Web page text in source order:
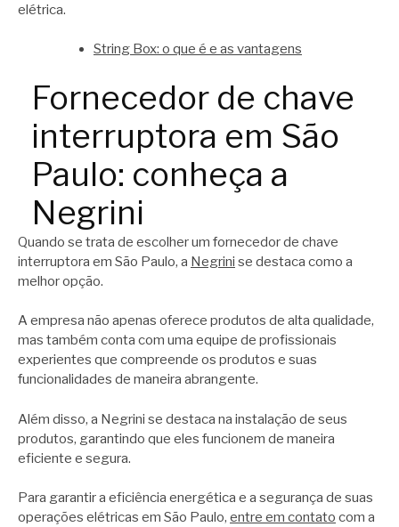
elétrica.
String Box: o que é e as vantagens
Fornecedor de chave
interruptora em São
Paulo: conheça a
Negrini
Quando se trata de escolher um fornecedor de chave
interruptora em São Paulo, a Negrini se destaca como a
melhor opção.
A empresa não apenas oferece produtos de alta qualidade,
mas também conta com uma equipe de profissionais
experientes que compreende os produtos e suas
funcionalidades de maneira abrangente.
Além disso, a Negrini se destaca na instalação de seus
produtos, garantindo que eles funcionem de maneira
eficiente e segura.
Para garantir a eficiência energética e a segurança de suas
operações elétricas em São Paulo, entre em contato com a